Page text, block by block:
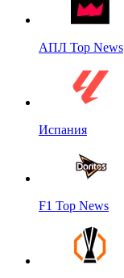
АПЛ Top News
Испания
F1 Top News